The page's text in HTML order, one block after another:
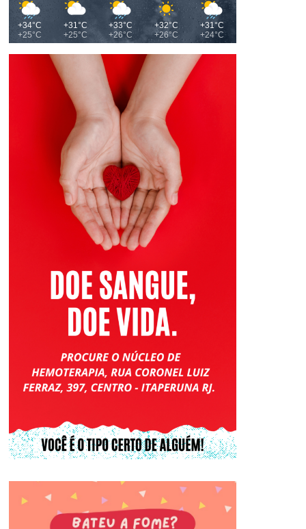
+34°C
+25°C
+31°C
+25°C
+33°C
+26°C
+32°C
+26°C
+31°C
+24°C